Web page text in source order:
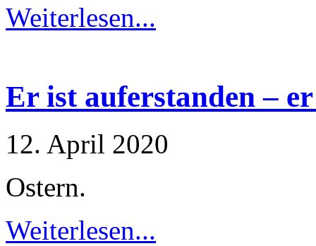
Weiterlesen...
Er ist auferstanden –
12. April 2020
Ostern.
Weiterlesen...